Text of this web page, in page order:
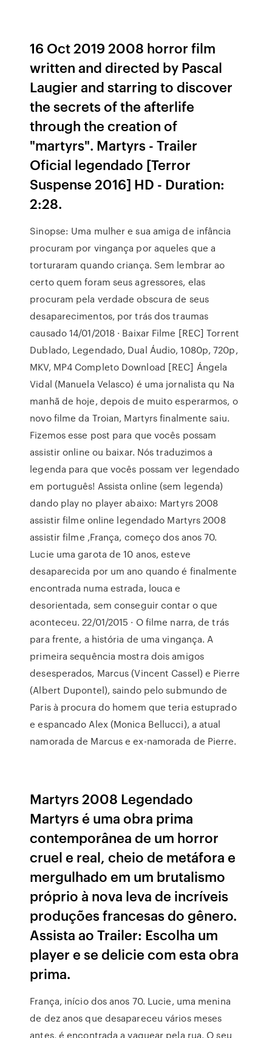
16 Oct 2019 2008 horror film
written and directed by Pascal
Laugier and starring to discover
the secrets of the afterlife
through the creation of
"martyrs". Martyrs - Trailer
Oficial legendado [Terror
Suspense 2016] HD - Duration:
2:28.
Sinopse: Uma mulher e sua amiga de infância
procuram por vingança por aqueles que a
torturaram quando criança. Sem lembrar ao
certo quem foram seus agressores, elas
procuram pela verdade obscura de seus
desaparecimentos, por trás dos traumas
causado 14/01/2018 · Baixar Filme [REC] Torrent
Dublado, Legendado, Dual Áudio, 1080p, 720p,
MKV, MP4 Completo Download [REC] Ángela
Vidal (Manuela Velasco) é uma jornalista qu Na
manhã de hoje, depois de muito esperarmos, o
novo filme da Troian, Martyrs finalmente saiu.
Fizemos esse post para que vocês possam
assistir online ou baixar. Nós traduzimos a
legenda para que vocês possam ver legendado
em português! Assista online (sem legenda)
dando play no player abaixo: Martyrs 2008
assistir filme online legendado Martyrs 2008
assistir filme ,França, começo dos anos 70.
Lucie uma garota de 10 anos, esteve
desaparecida por um ano quando é finalmente
encontrada numa estrada, louca e
desorientada, sem conseguir contar o que
aconteceu. 22/01/2015 · O filme narra, de trás
para frente, a história de uma vingança. A
primeira sequência mostra dois amigos
desesperados, Marcus (Vincent Cassel) e Pierre
(Albert Dupontel), saindo pelo submundo de
Paris à procura do homem que teria estuprado
e espancado Alex (Monica Bellucci), a atual
namorada de Marcus e ex-namorada de Pierre.
Martyrs 2008 Legendado
Martyrs é uma obra prima
contemporânea de um horror
cruel e real, cheio de metáfora e
mergulhado em um brutalismo
próprio à nova leva de incríveis
produções francesas do gênero.
Assista ao Trailer: Escolha um
player e se delicie com esta obra
prima.
França, início dos anos 70. Lucie, uma menina
de dez anos que desapareceu vários meses
antes, é encontrada a vaguear pela rua. O seu